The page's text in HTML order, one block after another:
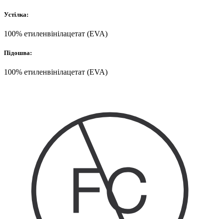
Устілка:
100% етиленвінілацетат (EVA)
Підошва:
100% етиленвінілацетат (EVA)